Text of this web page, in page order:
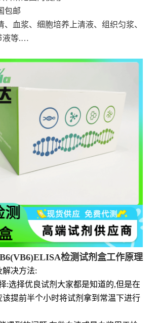
包邮
、血浆、细胞培养上清液、组织匀浆、
液等.…
检测试剂盒工作原理
解决方法:
:选择优良试剂大家都是知道的,但是在
该提前半个小时将试剂拿到常温下进行